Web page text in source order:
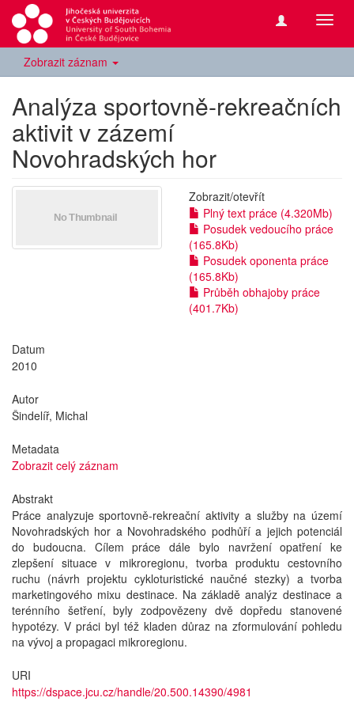
Zobrazit záznam
Analýza sportovně-rekreačních
aktivit v zázemí
Novohradských hor
Zobrazit/otevřít
Plný text práce (4.320Mb)
Posudek vedoucího práce
(165.8Kb)
Posudek oponenta práce
(165.8Kb)
Průběh obhajoby práce
(401.7Kb)
Datum
2010
Autor
Šindelíř, Michal
Metadata
Zobrazit celý záznam
Abstrakt
Práce analyzuje sportovně-rekreační aktivity a služby na území
Novohradských hor a Novohradského podhůří a jejich potenciál
do budoucna. Cílem práce dále bylo navržení opatření ke
zlepšení situace v mikroregionu, tvorba produktu cestovního
ruchu (návrh projektu cykloturistické naučné stezky) a tvorba
marketingového mixu destinace. Na základě analýz destinace a
terénního šetření, byly zodpovězeny dvě dopředu stanovené
hypotézy. V práci byl též kladen důraz na zformulování pohledu
na vývoj a propagaci mikroregionu.
URI
https://dspace.jcu.cz/handle/20.500.14390/4981